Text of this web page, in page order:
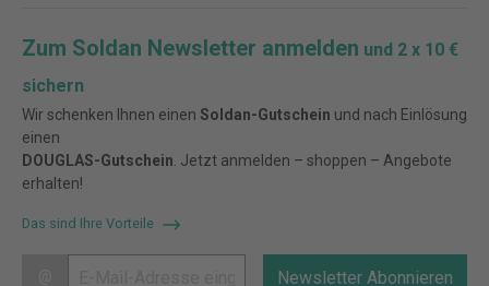
Zum Soldan Newsletter anmelden und 2 x 10 €
sichern
Wir schenken Ihnen einen Soldan-Gutschein und nach Einlösung
einen
DOUGLAS-Gutschein. Jetzt anmelden – shoppen – Angebote
erhalten!
Das sind Ihre Vorteile
Newsletter Abonnieren